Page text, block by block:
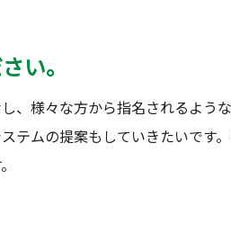
い。
、様々な方から指名されるよう
テムの提案もしていきたいです